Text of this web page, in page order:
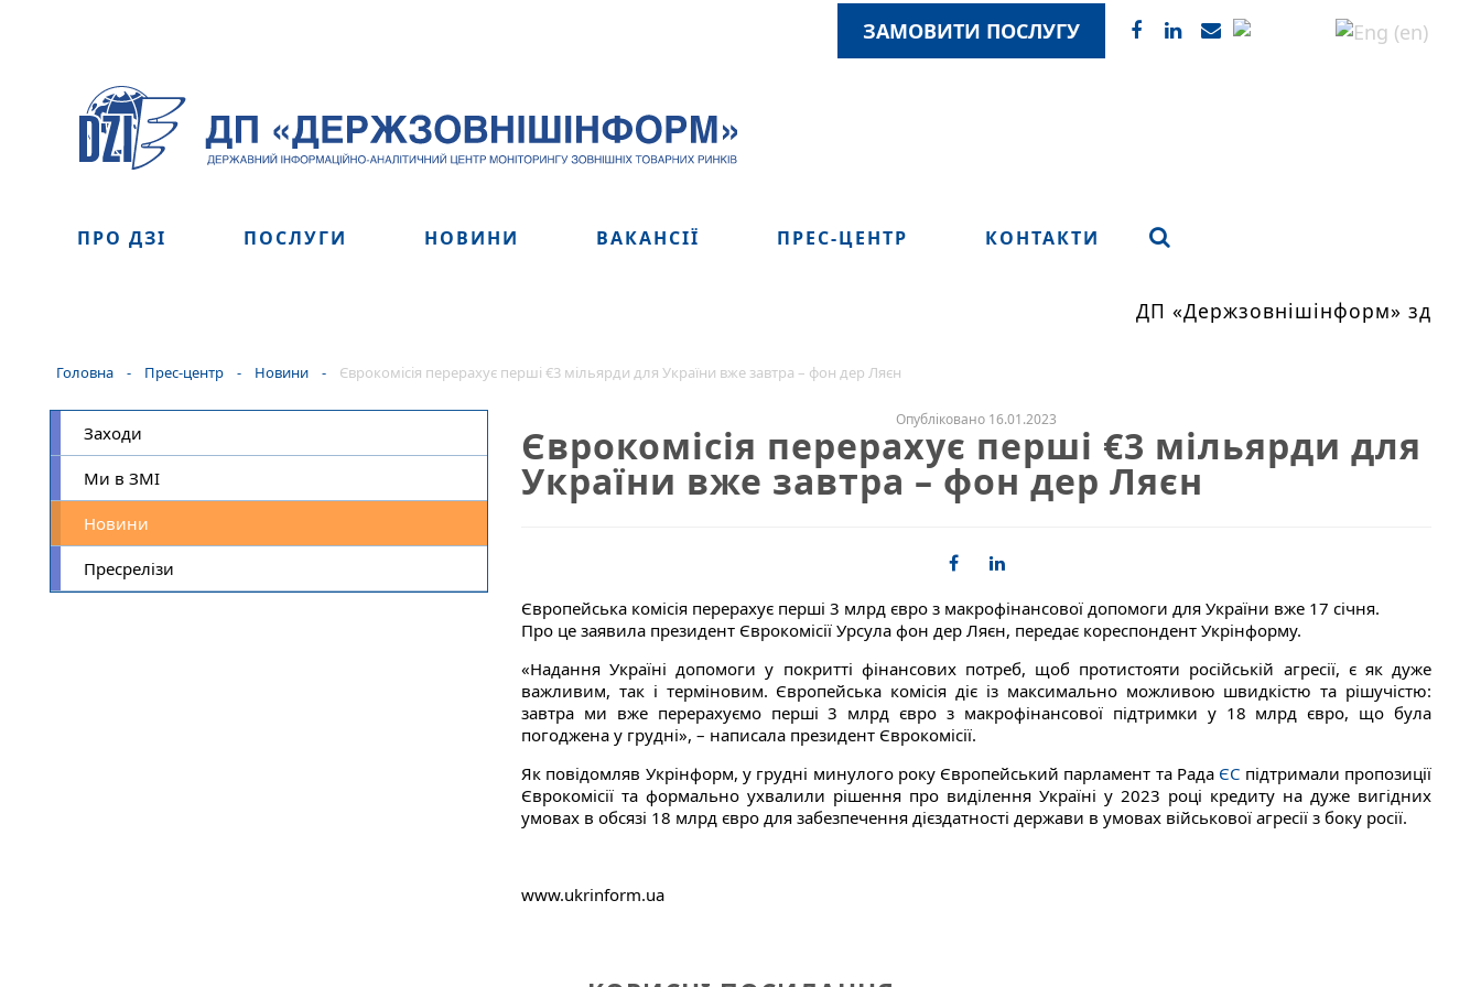
ЗАМОВИТИ ПОСЛУГУ
ПРО ДЗІ ПОСЛУГИ НОВИНИ ВАКАНСІЇ ПРЕС-ЦЕНТР КОНТАКТИ
ДП «Держзовнішінформ»
Головна - Прес-центр - Новини - Єврокомісія перерахує перші €3 мільярди для України вже завтра – фон дер Ляєн
Заходи
Ми в ЗМІ
Новини
Пресрелізи
Опубліковано 16.01.2023
Єврокомісія перерахує перші €3 мільярди для
України вже завтра – фон дер Ляєн
Європейська комісія перерахує перші 3 млрд євро з макрофінансової допомоги для України вже 17 січня.
Про це заявила президент Єврокомісії Урсула фон дер Ляєн, передає кореспондент Укрінформу.
«Надання Україні допомоги у покритті фінансових потреб, щоб протистояти російській агресії, є як дуже
важливим, так і терміновим. Європейська комісія діє із максимально можливою швидкістю та рішучістю:
завтра ми вже перерахуємо перші 3 млрд євро з макрофінансової підтримки у 18 млрд євро, що була
погоджена у грудні», – написала президент Єврокомісії.
Як повідомляв Укрінформ, у грудні минулого року Європейський парламент та Рада ЄС підтримали пропозиції
Єврокомісії та формально ухвалили рішення про виділення Україні у 2023 році кредиту на дуже вигідних
умовах в обсязі 18 млрд євро для забезпечення дієздатності держави в умовах військової агресії з боку росії.
www.ukrinform.ua